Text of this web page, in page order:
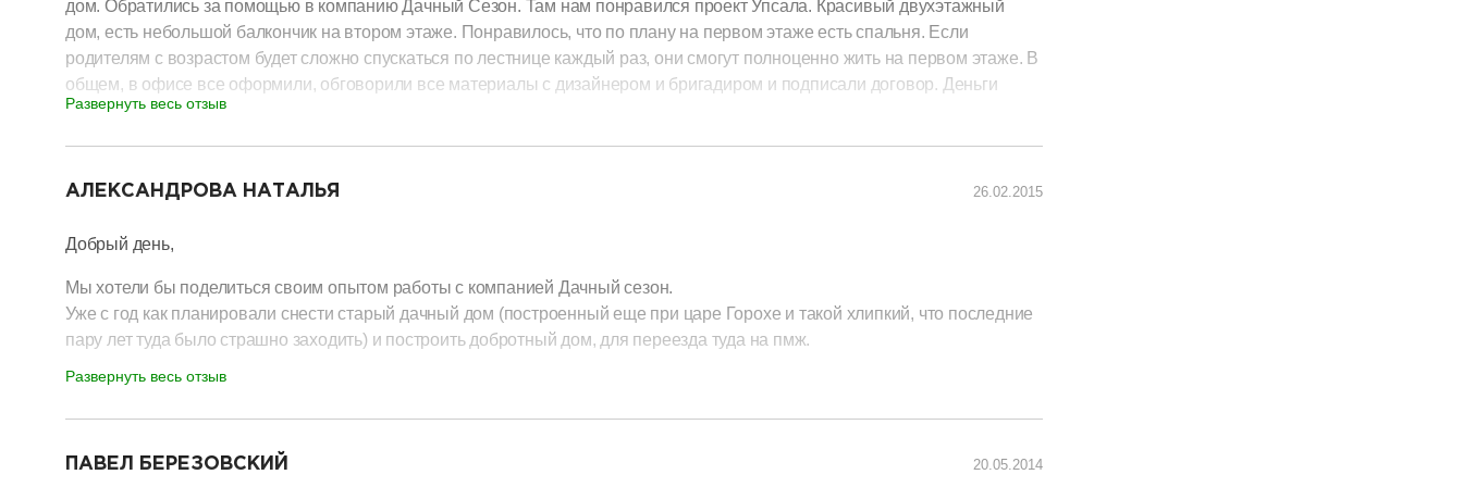
дом. Обратились за помощью в компанию Дачный Сезон. Там нам понравился проект Упсала. Красивый двухэтажный
дом, есть небольшой балкончик на втором этаже. Понравилось, что по плану на первом этаже есть спальня. Если
родителям с возрастом будет сложно спускаться по лестнице каждый раз, они смогут полноценно жить на первом этаже. В
общем, в офисе все оформили, обговорили все материалы с дизайнером и бригадиром и подписали договор. Деньги
внесли все сразу, цена в процессе строительства не выросла, нам дополнительно оплачивать ничего не пришлось. Мы
осталось сделать косметический ремонт и все – можно родителям показывать их новый дом. Я уверенна, что им
Развернуть весь отзыв
АЛЕКСАНДРОВА НАТАЛЬЯ 26.02.2015
Добрый день,
Мы хотели бы поделиться своим опытом работы с компанией Дачный сезон.
Уже с год как планировали снести старый дачный дом (построенный еще при царе Горохе и такой хлипкий, что последние
пару лет туда было страшно заходить) и построить добротный дом, для переезда туда на пмж.
Сперва хотели строить из клееного бруса, но как нам посчитали стоимость такого дома в паре компаний, этот вариант
В качестве альтернативы предложили построить каркасный дом, мол по бюджету как раз уложитесь, будет тепло, красиво
Развернуть весь отзыв
ПАВЕЛ БЕРЕЗОВСКИЙ 20.05.2014